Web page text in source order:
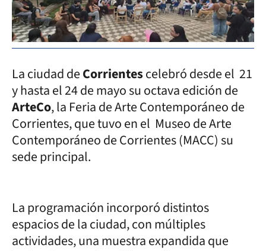
La ciudad deCorrientescelebró desde el 21
y hasta el 24 de mayo su octava edición de
ArteCo, la Feria de Arte Contemporáneo de
Corrientes, que tuvo en el Museo de Arte
Contemporáneo de Corrientes (MACC) su
sede principal.
La programación incorporó distintos
espacios de la ciudad, con múltiples
actividades, una muestra expandida que